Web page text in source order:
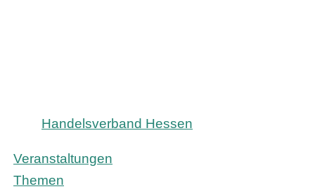
Handelsverband Hessen
Veranstaltungen
Themen